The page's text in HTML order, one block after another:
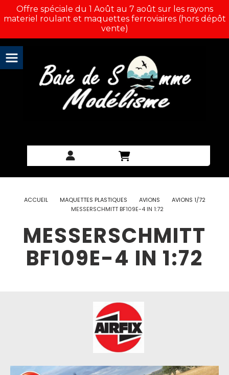
Offre spéciale du 1 Août au 7 août sur les rayons
materiel roulant et maquettes ferroviaires (hors dépôt
vente)
ACCUEIL MAQUETTES PLASTIQUES AVIONS
AVIONS 1/72
MESSERSCHMITT BF109E-4 IN 1:72
MESSERSCHMITT
BF109E-4 IN 1:72
Panneau de gestion des cookies